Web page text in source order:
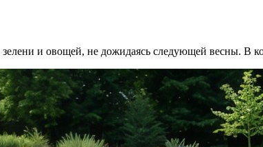
и овощей, не дожидаясь следующей весны. В